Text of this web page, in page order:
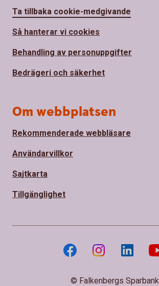
Ta tillbaka cookie-medgivande
Så hanterar vi cookies
Behandling av personuppgifter
Bedrägeri och säkerhet
Om webbplatsen
Rekommenderade webbläsare
Användarvillkor
Sajtkarta
Tillgänglighet
© Falkenbergs Sparbank